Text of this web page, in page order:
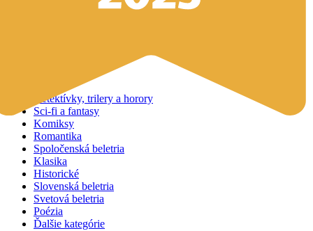
Detektívky, trilery a horory
Sci-fi a fantasy
Komiksy
Romantika
Spoločenská beletria
Klasika
Historické
Slovenská beletria
Svetová beletria
Poézia
Ďalšie kategórie